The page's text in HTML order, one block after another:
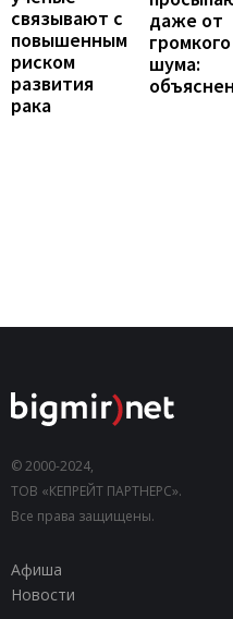
связывают с
повышенным
риском
развития
рака
даже от
громкого
шума:
© 2000-2024,
ТОВ «КЕПРЕЙТ ПАРТНЕРС».
Все права защищены.
Афиша
Новости